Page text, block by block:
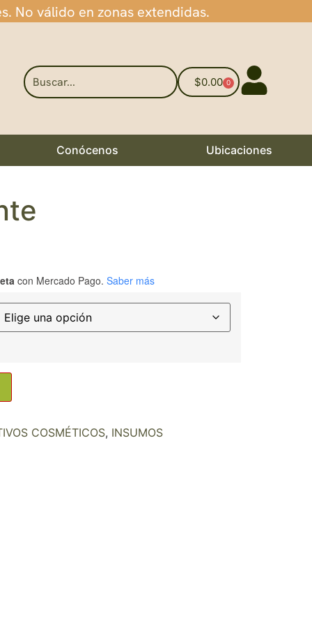
No válido en zonas extendidas.
$0.00 0
Conócenos
Ubicaciones
con Mercado Pago. Saber más
COSMÉTICOS, INSUMOS